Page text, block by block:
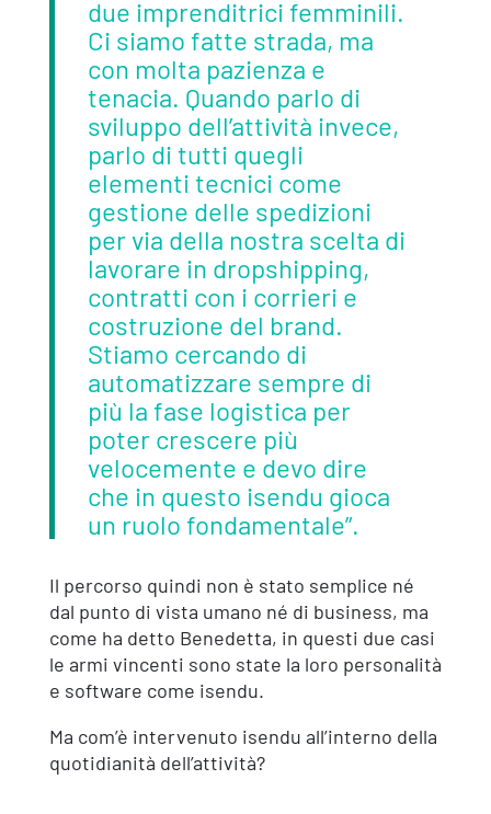
due imprenditrici femminili.
Ci siamo fatte strada, ma
con molta pazienza e
tenacia. Quando parlo di
sviluppo dell’attività invece,
parlo di tutti quegli
elementi tecnici come
gestione delle spedizioni
per via della nostra scelta di
lavorare in dropshipping,
contratti con i corrieri e
costruzione del brand.
Stiamo cercando di
automatizzare sempre di
più la fase logistica per
poter crescere più
velocemente e devo dire
che in questo isendu gioca
un ruolo fondamentale”.
Il percorso quindi non è stato semplice né
dal punto di vista umano né di business, ma
come ha detto Benedetta, in questi due casi
le armi vincenti sono state la loro personalità
e software come isendu.
Ma com’è intervenuto isendu all’interno della
quotidianità dell’attività?